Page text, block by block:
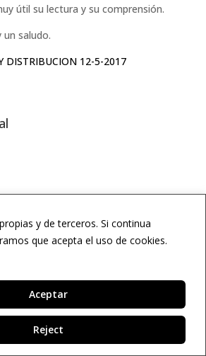
y de terceros. Si continua
que acepta el uso de cookies.
Reject
Aceptar
útil su lectura y su comprensión.
un saludo.
DISTRIBUCION 12-5-2017